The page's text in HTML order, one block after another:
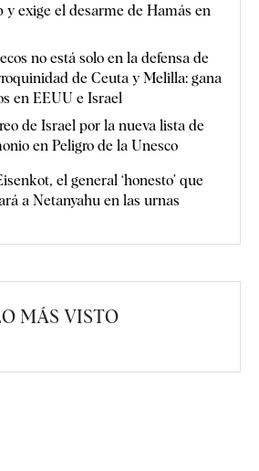
y exige el desarme de Hamás en
no está solo en la defensa de
de Ceuta y Melilla: gana
en EEUU e Israel
de Israel por la nueva lista de
en Peligro de la Unesco
el general ‘honesto’ que
a Netanyahu en las urnas
MÁS VISTO